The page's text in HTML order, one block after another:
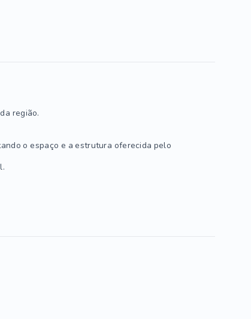
região.
o espaço e a estrutura oferecida pelo